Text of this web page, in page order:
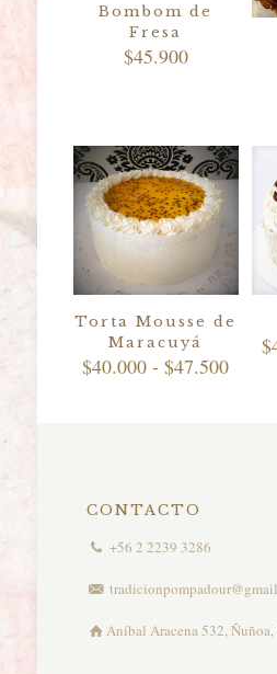
Bombom de
Fresa
$45.900
Torta Mousse de
Maracuyá
$40.000 - $47.500Rango
$
CONTACTO
+56 2 2239 3286
Aníbal Aracena 532, Ñuñoa,